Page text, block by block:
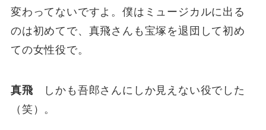
変わってないですよ。僕はミュージカルに出る
のは初めてで、真飛さんも宝塚を退団して初め
ての女性役で。
真飛 しかも吾郎さんにしか見えない役でした
（笑）。